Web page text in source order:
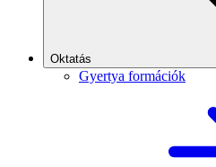
Oktatás
Gyertya formációk